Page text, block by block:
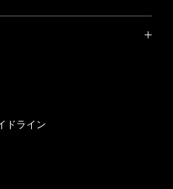
ドライン